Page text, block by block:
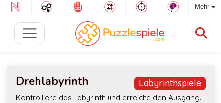
Mehr
Labyrinthspiele
Drehlabyrinth
Kontrolliere das Labyrinth und erreiche den Ausgang.